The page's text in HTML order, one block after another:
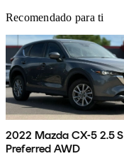
Recomendado para ti
2022 Mazda CX-5 2.5 S
Preferred AWD